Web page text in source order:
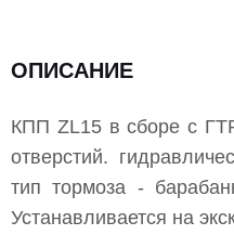
ОПИСАНИЕ
КПП ZL15 в сборе с
отверстий.
тип тормоза -
Устанавливается на